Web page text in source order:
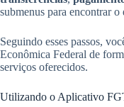
submenus para encontrar o
Seguindo esses passos,
Econômica Federal de
serviços oferecidos.
Utilizando o Aplicativo